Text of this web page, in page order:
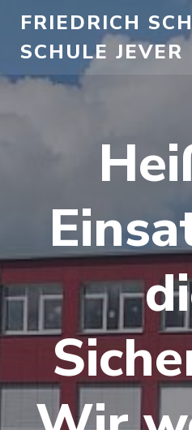
FRIEDRICH
SCHULE JEVER